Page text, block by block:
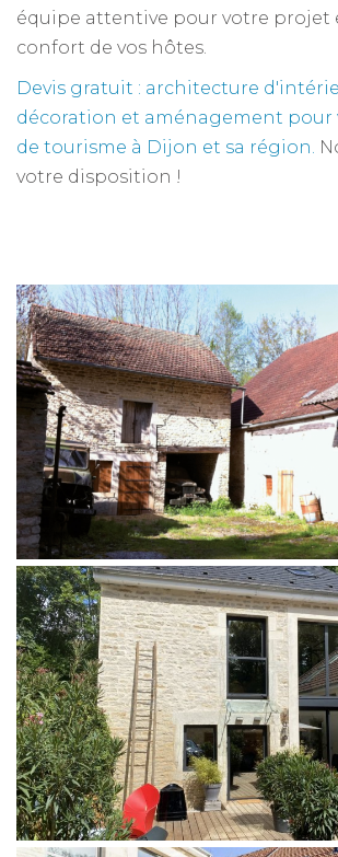
équipe attentive pour votre projet
confort de vos hôtes.
Devis gratuit : architecture
décoration et aménagement pour
de tourisme à Dijon et sa région.
votre disposition !